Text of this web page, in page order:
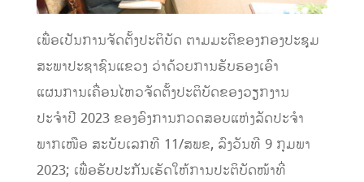
ເພື່ອເປັນການຈັດຕັ້ງປະຕິບັດ ຕາມມະຕິຂອງກອງປະຊຸມ
ສະພາປະຊາຊົນແຂວງ ວ່າດ້ວຍການຮັບຮອງເອົາ
ແຜນການເຄື່ອນໄຫວຈັດຕັ້ງປະຕິບັດຂອງວຽກງານ
ປະຈຳປີ 2023 ຂອງອົງການກວດສອບແຫ່ງລັດປະຈໍາ
ພາກເໜືອ ສະບັບເລກທີ 11/ສພຂ, ລົງວັນທີ 9 ກຸມພາ
2023; ເພື່ອຮັບປະກັນເຮັດໃຫ້ການປະຕິບັດໜ້າທີ່